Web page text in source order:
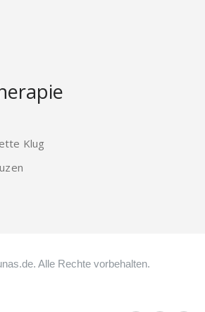
Klug
Alle Rechte vorbehalten.